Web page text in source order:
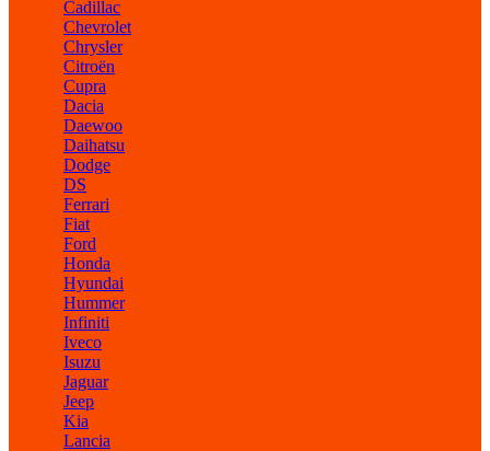
Cadillac
Chevrolet
Chrysler
Citroën
Cupra
Dacia
Daewoo
Daihatsu
Dodge
DS
Ferrari
Fiat
Ford
Honda
Hyundai
Hummer
Infiniti
Iveco
Isuzu
Jaguar
Jeep
Kia
Lancia